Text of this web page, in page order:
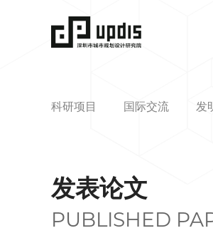
科研项目 国际交流 发
发表论文
PUBLISHED